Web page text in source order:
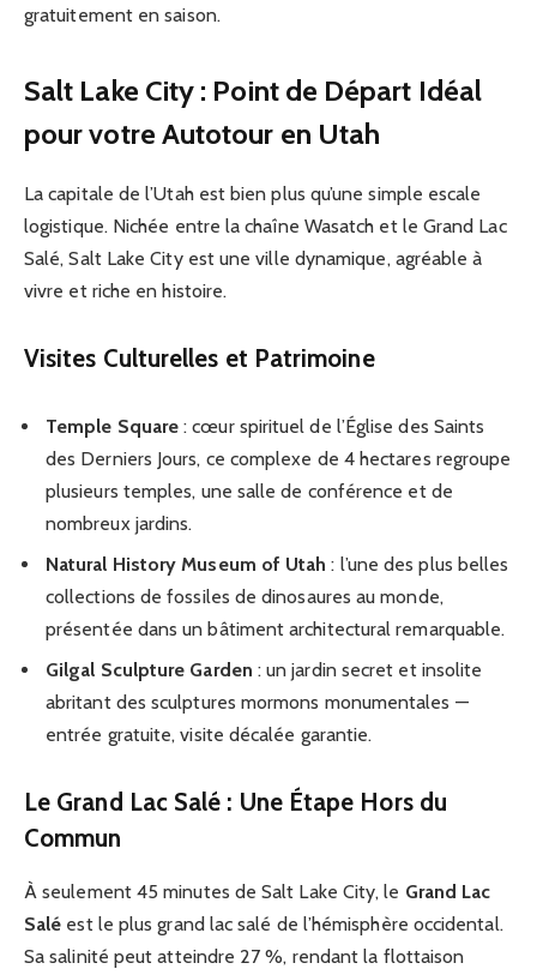
gratuitement en saison.
Salt Lake City : Point de Départ Idéal
pour votre Autotour en Utah
La capitale de l’Utah est bien plus qu’une simple escale
logistique. Nichée entre la chaîne Wasatch et le Grand Lac
Salé, Salt Lake City est une ville dynamique, agréable à
vivre et riche en histoire.
Visites Culturelles et Patrimoine
Temple Square : cœur spirituel de l’Église des Saints
des Derniers Jours, ce complexe de 4 hectares regroupe
plusieurs temples, une salle de conférence et de
nombreux jardins.
Natural History Museum of Utah : l’une des plus belles
collections de fossiles de dinosaures au monde,
présentée dans un bâtiment architectural remarquable.
Gilgal Sculpture Garden : un jardin secret et insolite
abritant des sculptures mormons monumentales —
entrée gratuite, visite décalée garantie.
Le Grand Lac Salé : Une Étape Hors du
Commun
À seulement 45 minutes de Salt Lake City, le Grand Lac
Salé est le plus grand lac salé de l’hémisphère occidental.
Sa salinité peut atteindre 27 %, rendant la flottaison